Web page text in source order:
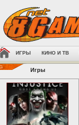
ИГРЫ КИНО И ТВ
Игры